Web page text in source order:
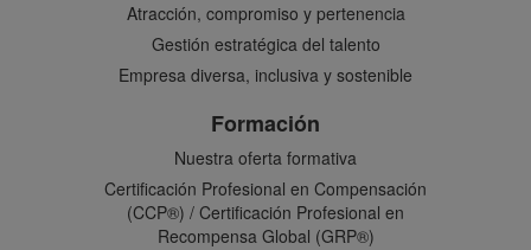
Atracción, compromiso y pertenencia
Gestión estratégica del talento
Empresa diversa, inclusiva y sostenible
Formación
Nuestra oferta formativa
Certificación Profesional en Compensación
(CCP®) / Certificación Profesional en
Recompensa Global (GRP®)